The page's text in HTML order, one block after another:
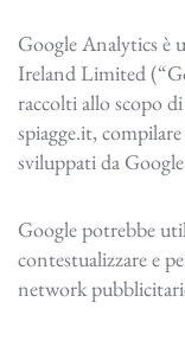
Google Analytics è
Ireland Limited
raccolti allo scopo
spiagge.it,
sviluppati da
Google potrebbe
contestualizzare e
network